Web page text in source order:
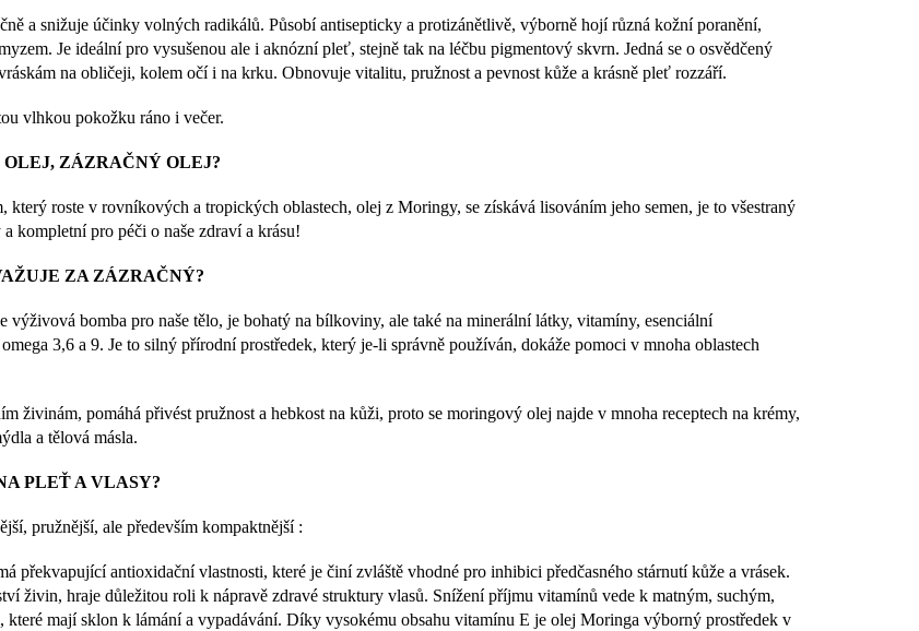
d
a
c
v
u
a snižuje účinky volných radikálů. Působí antisepticky a protizánětlivě, výborně hojí různá kožní poranění,
Je ideální pro vysušenou ale i aknózní pleť, stejně tak na léčbu pigmentový skvrn. Jedná se o osvědčený
na obličeji, kolem očí i na krku. Obnovuje vitalitu, pružnost a pevnost kůže a krásně pleť rozzáří.
vlhkou pokožku ráno i večer.
ZÁZRAČNÝ OLEJ?
který roste v rovníkových a tropických oblastech, olej z Moringy, se získává lisováním jeho semen, je to všestraný
kompletní pro péči o naše zdraví a krásu!
ZA ZÁZRAČNÝ?
výživová bomba pro naše tělo, je bohatý na bílkoviny, ale také na minerální látky, vitamíny, esenciální
3,6 a 9. Je to silný přírodní prostředek, který je-li správně používán, dokáže pomoci v mnoha oblastech
živinám, pomáhá přivést pružnost a hebkost na kůži, proto se moringový olej najde v mnoha receptech na krémy,
a tělová másla.
PLEŤ A VLASY?
pružnější, ale především kompaktnější :
překvapující antioxidační vlastnosti, které je činí zvláště vhodné pro inhibici předčasného stárnutí kůže a vrásek.
živin, hraje důležitou roli k nápravě zdravé struktury vlasů. Snížení příjmu vitamínů vede k matným, suchým,
které mají sklon k lámání a vypadávání. Díky vysokému obsahu vitamínu E je olej Moringa výborný prostředek v